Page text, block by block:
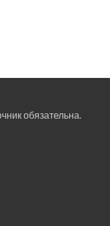
обязательна.